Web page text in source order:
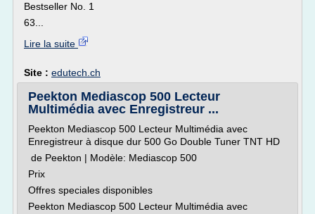
Bestseller No. 1
63...
Lire la suite
Site : edutech.ch
Peekton Mediascop 500 Lecteur
Multimédia avec Enregistreur ...
Peekton Mediascop 500 Lecteur Multimédia avec
Enregistreur à disque dur 500 Go Double Tuner TNT HD
de Peekton | Modèle: Mediascop 500
Prix
Offres speciales disponibles
Peekton Mediascop 500 Lecteur Multimédia avec